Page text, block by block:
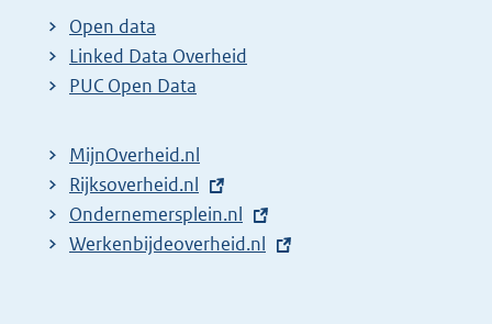
t
e
r
l
i
n
k
Open data
Linked Data Overheid
PUC Open Data
MijnOverheid.nl
E
x
t
Rijksoverheid.nl
E
x
Ondernemersplein.nl
E
Werkenbijdeoverheid.nl